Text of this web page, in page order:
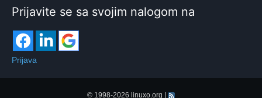
Prijavite se sa svojim nalogom na
Prijava
© 1998-2026 linuxo.org |